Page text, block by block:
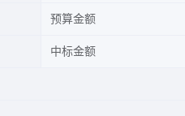
预算金额
中标金额